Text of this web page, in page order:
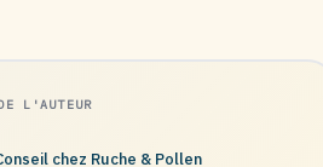
L'AUTEUR
chez Ruche & Pollen